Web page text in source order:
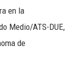
en la
Medio/ATS-DUE,
de